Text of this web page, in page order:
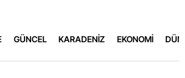
GÜNCEL KARADENİZ EKONOMİ